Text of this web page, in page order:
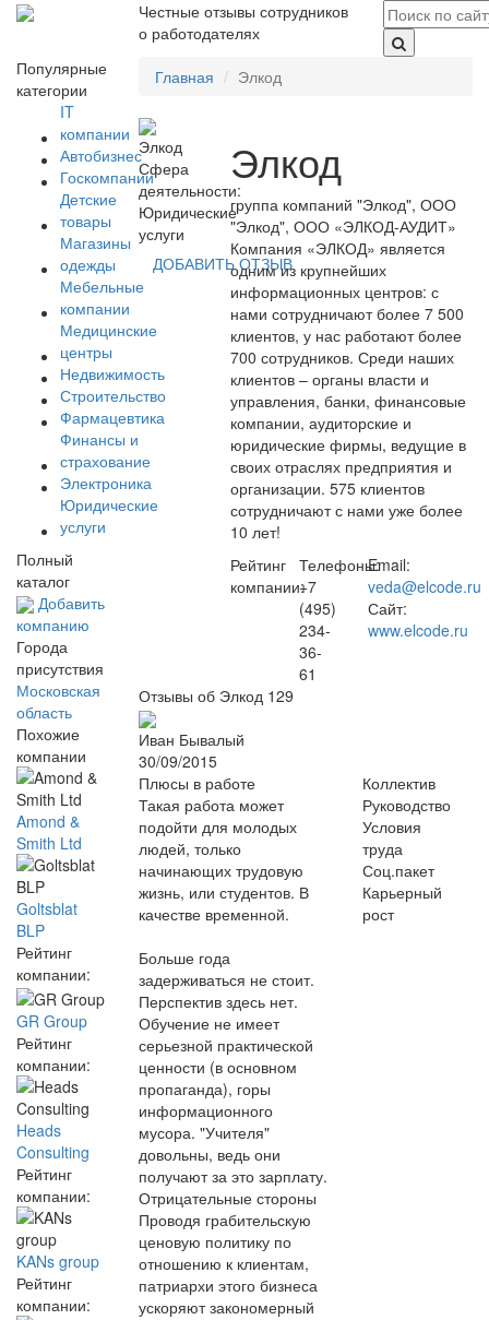
Честные отзывы сотрудников
о работодателях
Популярные
категории
IT
компании
Автобизнес
Госкомпании
Детские
товары
Магазины
одежды
Мебельные
компании
Медицинские
центры
Недвижимость
Строительство
Фармацевтика
Финансы и
страхование
Электроника
Юридические
услуги
Полный
каталог
Добавить
компанию
Города
присутствия
Московская
область
Похожие
компании
Amond &
Smith Ltd
Goltsblat
BLP
Рейтинг
компании:
GR Group
Рейтинг
компании:
Heads
Consulting
Рейтинг
компании:
KANs group
Рейтинг
компании:
Главная Элкод
Сфера
деятельности:
Юридические
услуги
ДОБАВИТЬ ОТЗЫВ
Элкод
группа компаний "Элкод", ООО
"Элкод", ООО «ЭЛКОД-АУДИТ»
Компания «ЭЛКОД» является
одним из крупнейших
информационных центров: с
нами сотрудничают более 7 500
клиентов, у нас работают более
700 сотрудников. Среди наших
клиентов – органы власти и
управления, банки, финансовые
компании, аудиторские и
юридические фирмы, ведущие в
своих отраслях предприятия и
организации. 575 клиентов
сотрудничают с нами уже более
10 лет!
Рейтинг
компании:
Телефоны:
+7
(495)
234-
36-
61
Email:
veda@elcode.ru
Сайт:
www.elcode.ru
Отзывы об Элкод 129
Иван Бывалый
30/09/2015
Плюсы в работе
Такая работа может
подойти для молодых
людей, только
начинающих трудовую
жизнь, или студентов. В
качестве временной.
Больше года
задерживаться не стоит.
Перспектив здесь нет.
Обучение не имеет
серьезной практической
ценности (в основном
пропаганда), горы
информационного
мусора. "Учителя"
довольны, ведь они
получают за это зарплату.
Отрицательные стороны
Проводя грабительскую
ценовую политику по
отношению к клиентам,
патриархи этого бизнеса
ускоряют закономерный
Коллектив
Руководство
Условия
труда
Соц.пакет
Карьерный
рост